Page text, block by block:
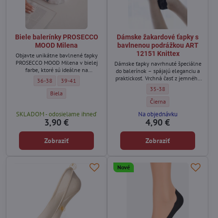
Biele balerínky PROSECCO
MOOD Milena
Objavte unikátne bavlnené ťapky
PROSECCO MOOD Milena v bielej
farbe, ktoré sú ideálne na
pohodlie. Tieto elegantné balerínky
sú zdobené výrazným nápisom
Biele balerínky PROSECCO MOOD Milena - Veľkosť:
36-38 Biele balerínky PROSECCO MOOD Milena - Veľkosť:
39-41
Biele balerínky PROSECCO MOOD Milena - Farba:
Biela
SKLADOM - odosielame ihneď
3,90 €
Zobraziť
Dámske žakardové ťapky s
bavlnenou podrážkou ART
12151 Knittex
Dámske ťapky navrhnuté špeciálne
do balerínok – spájajú eleganciu a
praktickosť. Vrchná časť z jemného
bavlnená podrážka zaručuje
komfort počas celého dňa.
zabraňuje zošmyknutiu ťapiek z
chodidla.
Dámske žakardové ťapky
35-38
Dámske žakardové ťapky s
Čierna
Na objednávku
4,90 €
Zobraziť
Nové